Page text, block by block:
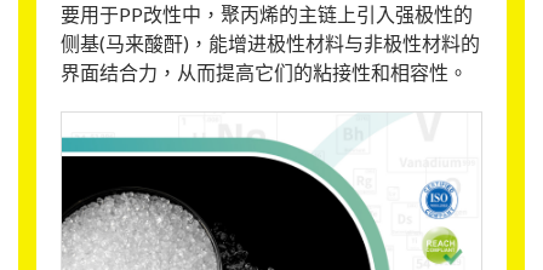
要用于PP改性中，聚丙烯的主链上引入强极性的
侧基(马来酸酐)，能增进极性材料与非极性材料的
界面结合力，从而提高它们的粘接性和相容性。